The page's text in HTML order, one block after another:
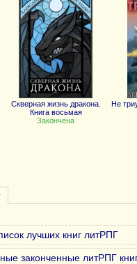
Скверная жизнь дракона.
Книга восьмая
Закончена
Не
лучших книг литРПГ
законченные литРПГ